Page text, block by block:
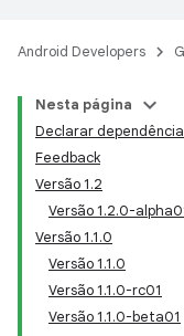
Android Developers
Nesta página
Declarar
Feedback
Versão 1.2
Versão 1.2.0-
Versão 1.1.0
Versão 1.1.0
Versão 1.1.0-rc01
Versão 1.1.0-beta01